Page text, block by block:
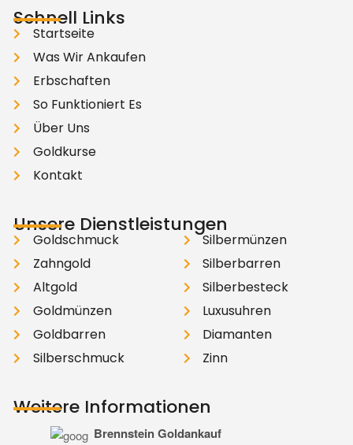
Schnell Links
Startseite
Was Wir Ankaufen
Erbschaften
So Funktioniert Es
Über Uns
Goldkurse
Kontakt
Unsere Dienstleistungen
Goldschmuck
Zahngold
Altgold
Goldmünzen
Goldbarren
Silberschmuck
Silbermünzen
Silberbarren
Silberbesteck
Luxusuhren
Diamanten
Zinn
Weitere Informationen
Brennstein Goldankauf